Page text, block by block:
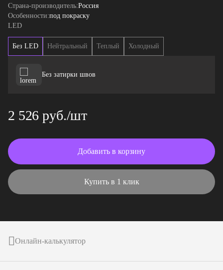
Страна-производитель:Россия
Особенности:под покраску
LED
Без LED Нейтральный Теплый Холодный
Без затирки швов
2 526 руб./шт
Добавить в корзину
Купить в 1 клик
Онлайн-калькулятор